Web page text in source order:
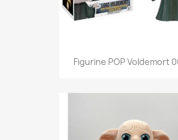
Figurine POP Voldemort